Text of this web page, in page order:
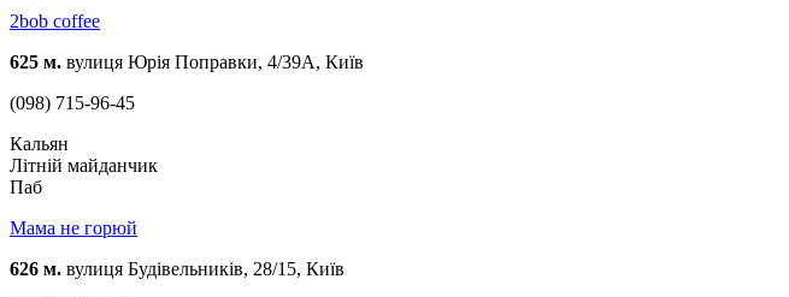
2bob coffee
625 м. вулиця Юрія Поправки, 4/39А, Київ
(098) 715-96-45
Кальян
Літній майданчик
Паб
Мама не горюй
626 м. вулиця Будівельників, 28/15, Київ